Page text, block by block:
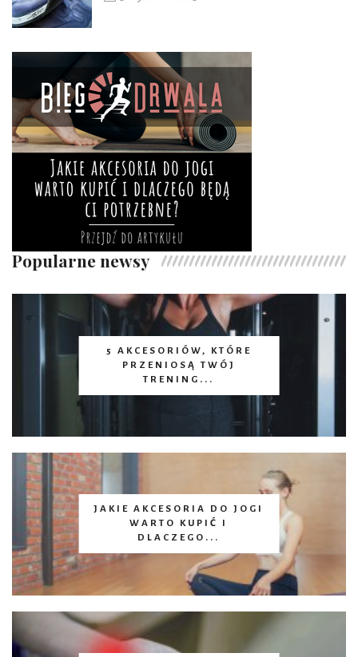
Popularne newsy
5 AKCESORIÓW, KTÓRE
PRZENIOSĄ TWÓJ
TRENING...
JAKIE AKCESORIA DO JOGI
WARTO KUPIĆ I
DLACZEGO...